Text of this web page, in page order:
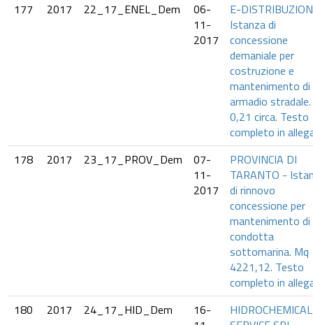
177
2017 22_17_ENEL_Dem
06-
11-
2017
E-
Istanza di
concessione
demaniale per
costruzione e
mantenimento di
armadio
0,21 circa. Testo
completo in
178
2017 23_17_PROV_Dem
07-
11-
2017
PROVINCIA DI
TARANTO -
di rinnovo
concessione per
mantenimento di
condotta
sottomarina. Mq
4221,12. Testo
completo in
180
2017 24_17_HID_Dem
16-
HIDROCHEMICAL